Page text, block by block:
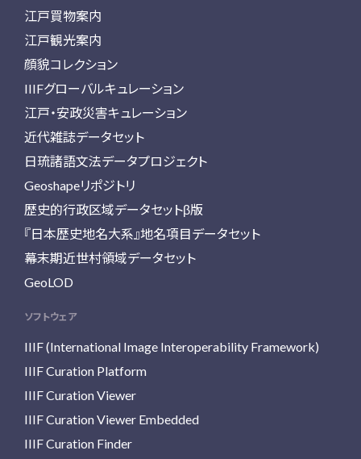
江戸買物案内
江戸観光案内
顔貌コレクション
IIIFグローバルキュレーション
江戸・安政災害キュレーション
近代雑誌データセット
日琉諸語文法データプロジェクト
Geoshapeリポジトリ
歴史的行政区域データセットβ版
『日本歴史地名大系』地名項目データセット
幕末期近世村領域データセット
GeoLOD
ソフトウェア
IIIF (International Image Interoperability Framework)
IIIF Curation Platform
IIIF Curation Viewer
IIIF Curation Viewer Embedded
IIIF Curation Finder